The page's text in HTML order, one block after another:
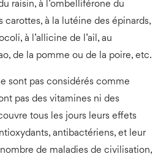
raisin, à l’ombelliférone du
carottes, à la lutéine des épinards,
à l’allicine de l’ail, au
de la pomme ou de la poire, etc.
sont pas considérés comme
pas des vitamines ni des
tous les jours leurs effets
antibactériens, et leur
de maladies de civilisation,